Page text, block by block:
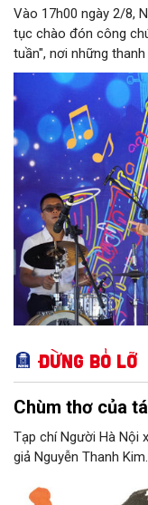
Vào 17h00 ngày 2/8,
tục chào đón công
tuần", nơi những
nhiều nền văn hóa
đô. Từ những tác
điệu Việt Nam đậm
trình thưởng thức âm
diện mạo văn hóa của
Đừng bỏ lỡ
Chùm thơ của
Tạp chí Người Hà Nội
giả Nguyễn Thanh Kim.